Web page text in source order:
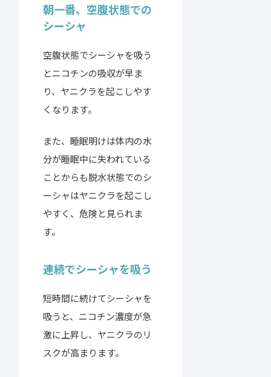
朝一番、空腹状態での
シーシャ
空腹状態でシーシャを吸う
とニコチンの吸収が早ま
り、ヤニクラを起こしやす
くなります。
また、睡眠明けは体内の水
分が睡眠中に失われている
ことからも脱水状態でのシ
ーシャはヤニクラを起こし
やすく、危険と見られま
す。
連続でシーシャを吸う
短時間に続けてシーシャを
吸うと、ニコチン濃度が急
激に上昇し、ヤニクラのリ
スクが高まります。